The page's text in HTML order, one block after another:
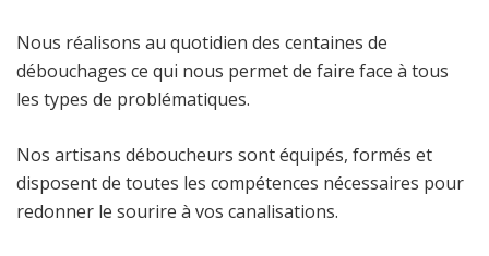
Nous réalisons au quotidien des centaines de
débouchages ce qui nous permet de faire face à tous
les types de problématiques.
Nos artisans déboucheurs sont équipés, formés et
disposent de toutes les compétences nécessaires pour
redonner le sourire à vos canalisations.